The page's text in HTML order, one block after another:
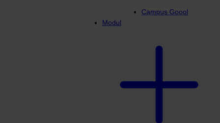
Campus Goool
Modul